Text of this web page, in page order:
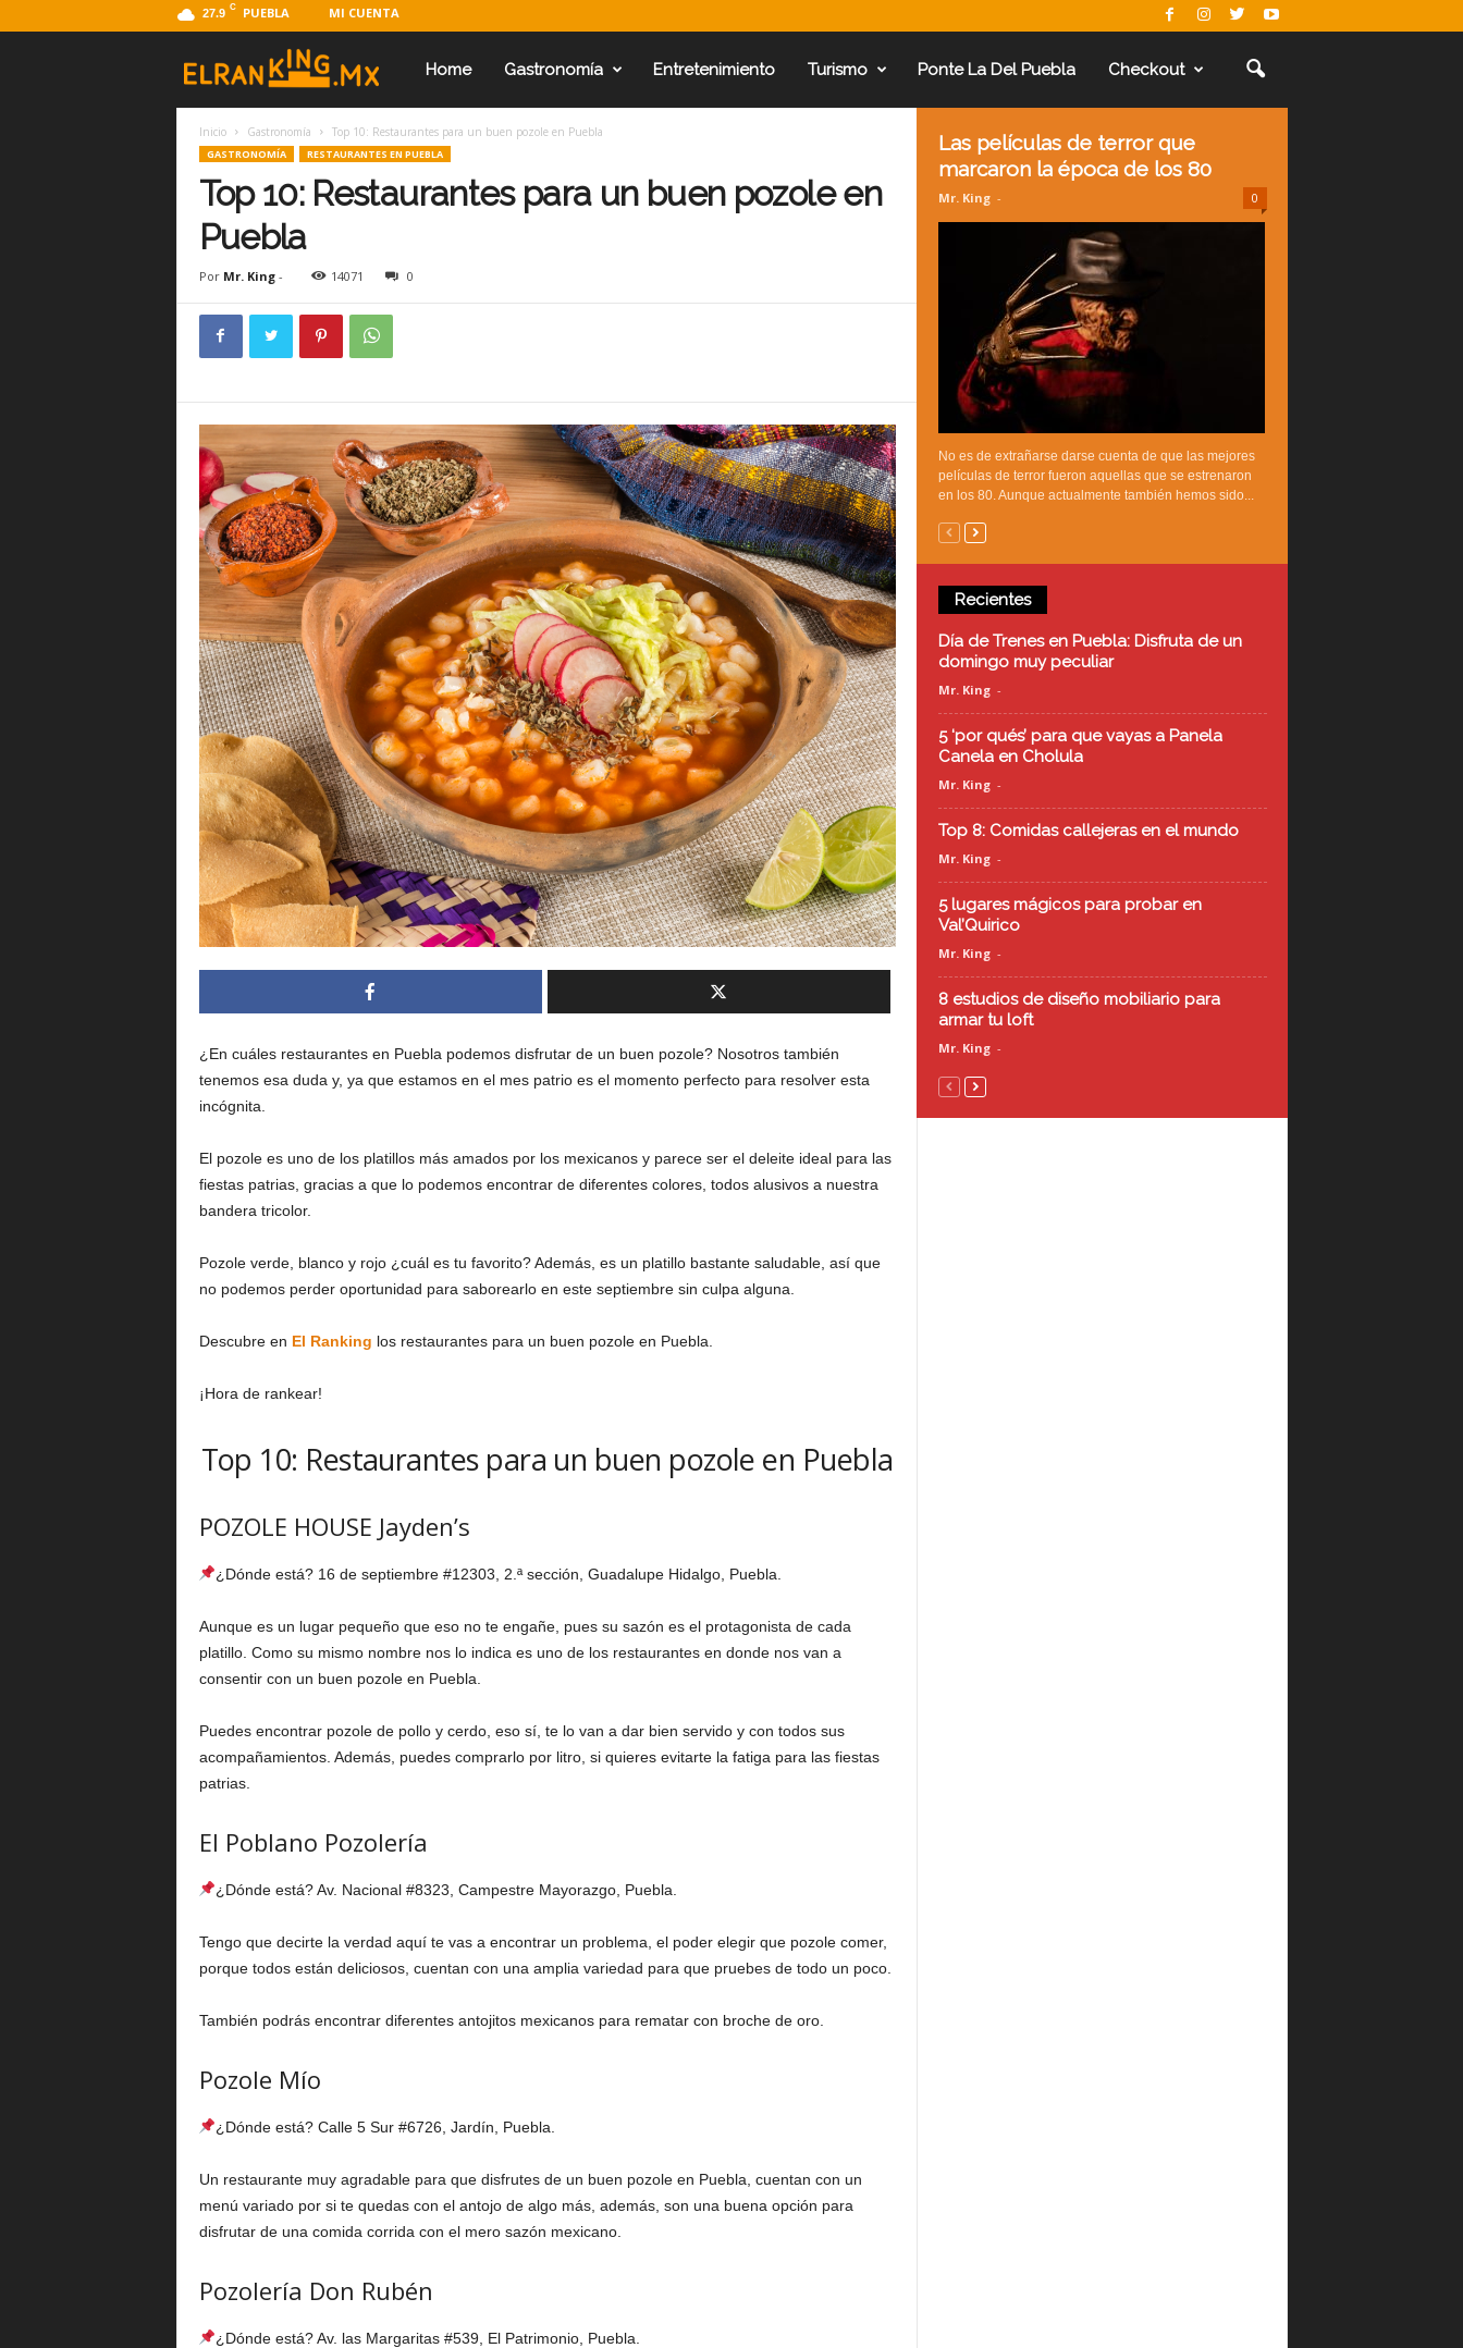
27.9 C PUEBLA MI CUENTA
l
k
i
n
g
.
m
x
Home Gastronomía Entretenimiento Turismo Ponte La Del Puebla Checkout
Inicio Gastronomía Top 10: Restaurantes para un buen pozole en Puebla
GASTRONOMÍA RESTAURANTES EN PUEBLA
Top 10: Restaurantes para un buen pozole en
Puebla
Por Mr. King- 14071 0
¿En cuáles restaurantes en Puebla podemos disfrutar de un buen pozole? Nosotros también
tenemos esa duda y, ya que estamos en el mes patrio es el momento perfecto para resolver esta
incógnita.
El pozole es uno de los platillos más amados por los mexicanos y parece ser el deleite ideal para las
fiestas patrias, gracias a que lo podemos encontrar de diferentes colores, todos alusivos a nuestra
bandera tricolor.
Pozole verde, blanco y rojo ¿cuál es tu favorito? Además, es un platillo bastante saludable, así que
no podemos perder oportunidad para saborearlo en este septiembre sin culpa alguna.
Descubre en El Ranking los restaurantes para un buen pozole en Puebla.
¡Hora de rankear!
Top 10: Restaurantes para un buen pozole en Puebla
POZOLE HOUSE Jayden’s
¿Dónde está? 16 de septiembre #12303, 2.ª sección, Guadalupe Hidalgo, Puebla.
Aunque es un lugar pequeño que eso no te engañe, pues su sazón es el protagonista de cada
platillo. Como su mismo nombre nos lo indica es uno de los restaurantes en donde nos van a
consentir con un buen pozole en Puebla.
Puedes encontrar pozole de pollo y cerdo, eso sí, te lo van a dar bien servido y con todos sus
acompañamientos. Además, puedes comprarlo por litro, si quieres evitarte la fatiga para las fiestas
patrias.
El Poblano Pozolería
¿Dónde está? Av. Nacional #8323, Campestre Mayorazgo, Puebla.
Tengo que decirte la verdad aquí te vas a encontrar un problema, el poder elegir que pozole comer,
porque todos están deliciosos, cuentan con una amplia variedad para que pruebes de todo un poco.
También podrás encontrar diferentes antojitos mexicanos para rematar con broche de oro.
Pozole Mío
¿Dónde está? Calle 5 Sur #6726, Jardín, Puebla.
Un restaurante muy agradable para que disfrutes de un buen pozole en Puebla, cuentan con un
menú variado por si te quedas con el antojo de algo más, además, son una buena opción para
disfrutar de una comida corrida con el mero sazón mexicano.
Pozolería Don Rubén
¿Dónde está? Av. las Margaritas #539, El Patrimonio, Puebla.
Las películas de terror que
marcaron la época de los 80
Mr. King - 0
No es de extrañarse darse cuenta de que las mejores
películas de terror fueron aquellas que se estrenaron
en los 80. Aunque actualmente también hemos sido...
Recientes
Día de Trenes en Puebla: Disfruta de un
domingo muy peculiar
Mr. King -
5 ‘por qués’ para que vayas a Panela
Canela en Cholula
Mr. King -
Top 8: Comidas callejeras en el mundo
Mr. King -
5 lugares mágicos para probar en
Val’Quirico
Mr. King -
8 estudios de diseño mobiliario para
armar tu loft
Mr. King -